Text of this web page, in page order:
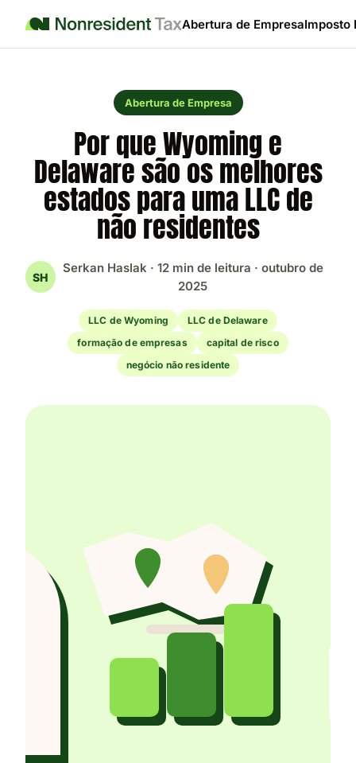
Abertura de EmpresaImposto
Abertura de Empresa
Por que Wyoming e
Delaware são os melhores
estados para uma LLC de
não residentes
SH
Serkan Haslak · 12 min de leitura · outubro de
2025
LLC de Wyoming
LLC de Delaware
formação de empresas
capital de risco
negócio não residente